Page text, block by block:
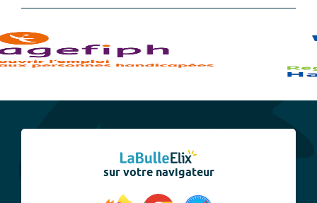
sur votre navigateur